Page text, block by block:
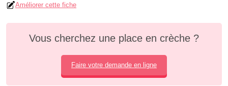
Améliorer cette fiche
Vous cherchez une place en crèche ?
Faire votre demande en ligne